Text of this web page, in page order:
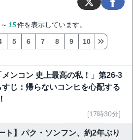
～ 15件を表示しています。
5 6 7 8 9 10
メンコン 史上最高の私！」第26-3
じ：帰らないコンヒを心配する
[17時30分]
ト】パク・ソンフン、約2年ぶり